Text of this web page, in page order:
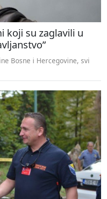
koji su zaglavili u
Bosne i Hercegovine, svi